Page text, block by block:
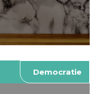
Democratie